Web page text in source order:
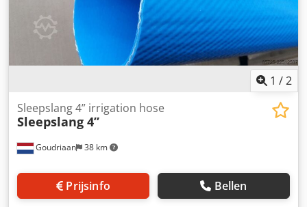
1 /2
Goudriaan 38 km
Sleepslang 4” irrigation hose
Sleepslang 4”
Prijsinfo Bellen